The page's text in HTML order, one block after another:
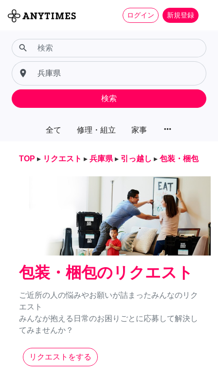
ログイン 新規登録
全て 修理・組立 家事 more_horiz
search
place
検索
TOP ▸ リクエスト ▸ 兵庫県 ▸ 引っ越し ▸ 包装・梱包
包装・梱包のリクエスト
ご近所の人の悩みやお願いが詰まったみんなのリク
エスト
みんなが抱える日常のお困りごとに応募して解決し
てみませんか？
リクエストをする